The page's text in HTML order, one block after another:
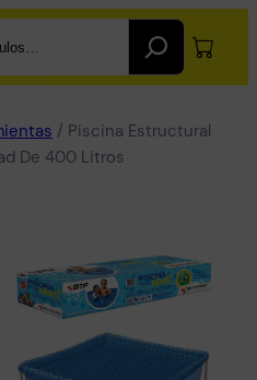
/ Piscina Estructural
De 400 Litros